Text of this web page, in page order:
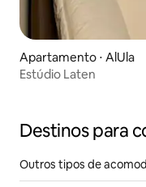
Apartamento ⋅ AlUla
Estúdio Laten
Destinos para
Outros tipos de